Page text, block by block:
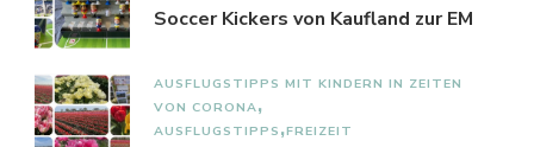
Soccer Kickers von Kaufland zur EM
AUSFLUGSTIPPS MIT KINDERN IN ZEITEN
VON CORONA
AUSFLUGSTIPPS FREIZEIT